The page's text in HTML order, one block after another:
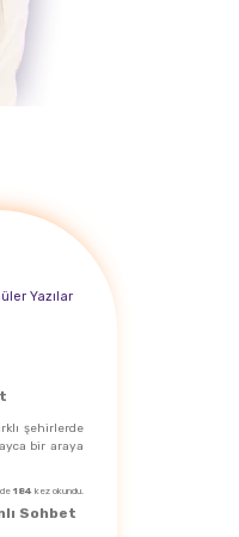
Yazılar
şehirlerde
bir araya
184 kez okundu.
Sohbet